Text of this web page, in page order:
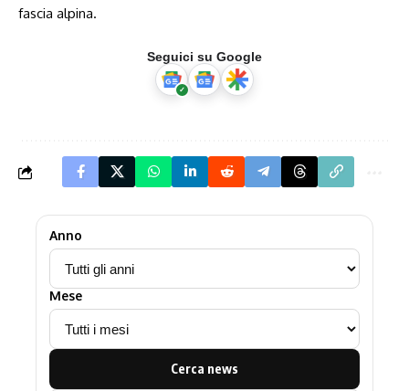
fascia alpina.
Seguici su Google
Anno
Mese
Cerca news